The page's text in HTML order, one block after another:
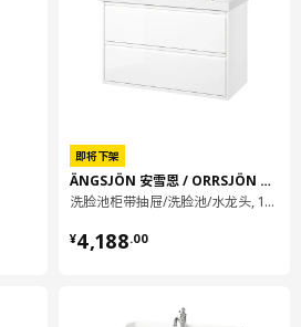
再生材料）, 12%粘胶纤维/人造丝,
再生材料）, 12%粘胶纤维/人造丝,
即将下架
ÄNGSJÖN 安雪恩 / ORRSJÖN 欧雪恩
洗脸池柜带抽屉/洗脸池/水龙头, 102x49x69 厘米
¥4,188.00
¥ 4188.00